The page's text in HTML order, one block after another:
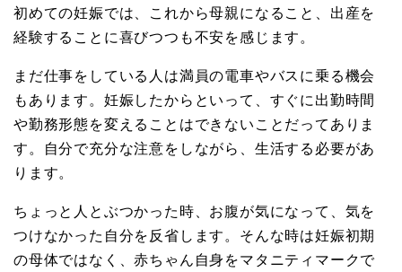
初めての妊娠では、これから母親になること、出産を
経験することに喜びつつも不安を感じます。
まだ仕事をしている人は満員の電車やバスに乗る機会
もあります。妊娠したからといって、すぐに出勤時間
や勤務形態を変えることはできないことだってありま
す。自分で充分な注意をしながら、生活する必要があ
ります。
ちょっと人とぶつかった時、お腹が気になって、気を
つけなかった自分を反省します。そんな時は妊娠初期
の母体ではなく、赤ちゃん自身をマタニティマークで